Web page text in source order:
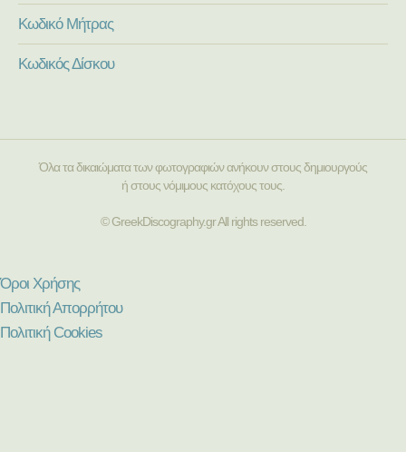
Κωδικό Μήτρας
Κωδικός Δίσκου
Όλα τα δικαιώματα των φωτογραφιών ανήκουν στους δημιουργούς
ή στους νόμιμους κατόχους τους.
© GreekDiscography.gr All rights reserved.
Όροι Χρήσης
Πολιτική Απορρήτου
Πολιτική Cookies